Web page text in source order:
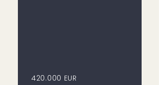
420.000 EUR